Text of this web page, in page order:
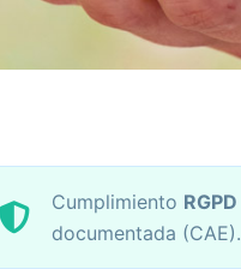
Cumplimiento RGPD
documentada (CAE).